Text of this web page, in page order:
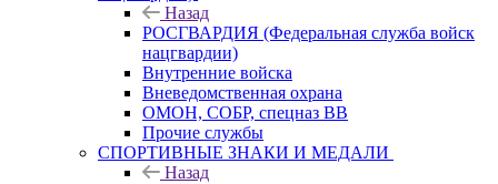
Назад
РОСГВАРДИЯ (Федеральная служба войск
нацгвардии)
Внутренние войска
Вневедомственная охрана
ОМОН, СОБР, спецназ ВВ
Прочие службы
СПОРТИВНЫЕ ЗНАКИ И МЕДАЛИ
Назад